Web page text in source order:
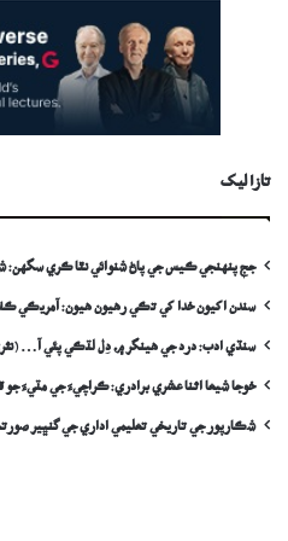
تازا ليک
جج پنهنجي ڪيس جي پاڻ شنوائي نٿا ڪري سگهن:
سندن اکيون خدا کي تڪي رهيون هيون: آمريڪي
سنڌي ادب: درد جي ھينگر ۾، دِل لٽڪي پئي آ…
خوجا شيعا اثنا عشري برادري: ڪراچيءَ جي مٽيءَ جو
شڪارپور جي تاريخي تعليمي اداري جي گنڀير